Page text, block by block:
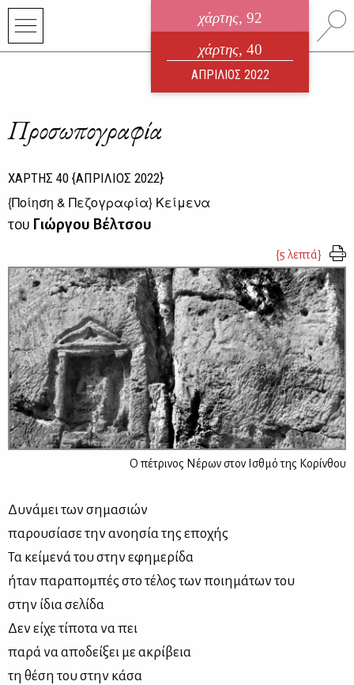
χάρτης, 92
ηλεκτρονικό περιοδικό
ΑΥΓΟΥΣΤΟΣ 2026
χάρτης, 40
ΑΠΡΙΛΙΟΣ 2022
Προσωπογραφία
ΧΑΡΤΗΣ 40 {ΑΠΡΙΛΙΟΣ 2022}
{Ποίηση & Πεζογραφία} Κείμενα
του Γιώργου Βέλτσου
{5 λεπτά}
Ο πέτρινος Νέρων στον Ισθμό της Κορίνθου
Δυ­νά­μει των ση­μα­σιών
πα­ρου­σί­α­σε την ανοη­σία της επο­χής
Τα κεί­με­νά του στην εφη­με­ρί­δα
ήταν πα­ρα­πο­μπές στο τέ­λος των ποι­η­μά­των του
στην ίδια σε­λί­δα
Δεν εί­χε τί­πο­τα να πει
πα­ρά να απο­δεί­ξει με ακρί­βεια
τη θέ­ση του στην κά­σα